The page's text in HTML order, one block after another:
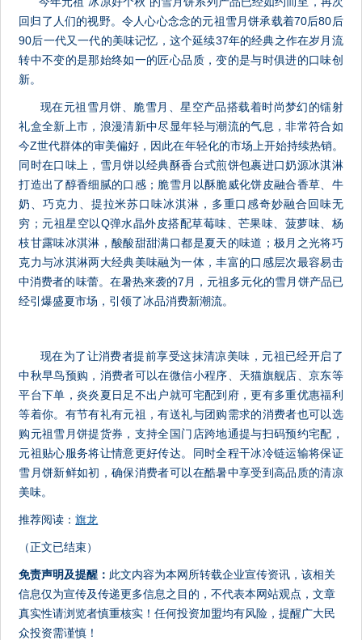
回归了人们的视野。令人心心念念的元祖雪月饼承载着70后80后
90后一代又一代的美味记忆，这个延续37年的经典之作在岁月流
转中不变的是那始终如一的匠心品质，变的是与时俱进的口味创
新。
现在元祖雪月饼、脆雪月、星空产品搭载着时尚梦幻的镭射
礼盒全新上市，浪漫清新中尽显年轻与潮流的气息，非常符合如
今Z世代群体的审美偏好，因此在年轻化的市场上开始持续热销。
同时在口味上，雪月饼以经典酥香台式煎饼包裹进口奶源冰淇淋
打造出了醇香细腻的口感；脆雪月以酥脆威化饼皮融合香草、牛
奶、巧克力、提拉米苏口味冰淇淋，多重口感奇妙融合回味无
穷；元祖星空以Q弹水晶外皮搭配草莓味、芒果味、菠萝味、杨
枝甘露味冰淇淋，酸酸甜甜满口都是夏天的味道；极月之光将巧
克力与冰淇淋两大经典美味融为一体，丰富的口感层次最容易击
中消费者的味蕾。在暑热来袭的7月，元祖多元化的雪月饼产品已
经引爆盛夏市场，引领了冰品消费新潮流。
现在为了让消费者提前享受这抹清凉美味，元祖已经开启了
中秋早鸟预购，消费者可以在微信小程序、天猫旗舰店、京东等
平台下单，炎炎夏日足不出户就可宅配到府，更有多重优惠福利
等着你。有节有礼有元祖，有送礼与团购需求的消费者也可以选
购元祖雪月饼提货券，支持全国门店跨地通提与扫码预约宅配，
元祖贴心服务将让情意更好传达。同时全程干冰冷链运输将保证
雪月饼新鲜如初，确保消费者可以在酷暑中享受到高品质的清凉
美味。
推荐阅读：旗龙
（正文已结束）
免责声明及提醒： 此文内容为本网所转载企业宣传资讯，该相关
信息仅为宣传及传递更多信息之目的，不代表本网站观点，文章
真实性请浏览者慎重核实！任何投资加盟均有风险，提醒广大民
众投资需谨慎！